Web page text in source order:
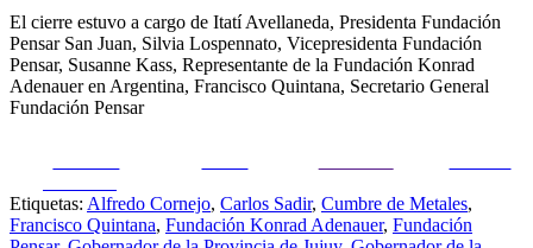
El cierre estuvo a cargo de Itatí Avellaneda, Presidenta Fundación
Pensar San Juan, Silvia Lospennato, Vicepresidenta Fundación
Pensar, Susanne Kass, Representante de la Fundación Konrad
Adenauer en Argentina, Francisco Quintana, Secretario General
Fundación Pensar
Etiquetas: Alfredo Cornejo, Carlos Sadir, Cumbre de Metales,
Francisco Quintana, Fundación Konrad Adenauer, Fundación